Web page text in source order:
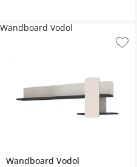
Wandboard Vodol
Wandboard Vodol